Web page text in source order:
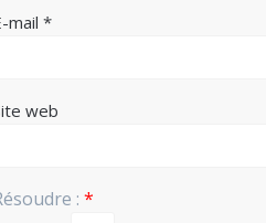
mail*
web
:*